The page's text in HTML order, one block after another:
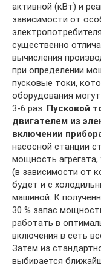
активной (кВт) и
зависимости от
существенно
вычисления
при определении
пусковые токи,
оборудования
3-6 раз. Пусковой
двигателем из
включении
насосной станции
мощность
(в зависимости от
будет и с
машиной. К
30 % запас
работать в
включения в сеть
Затем из
выбирается